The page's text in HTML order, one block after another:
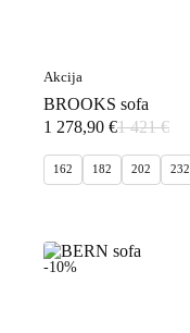
Akcija
BROOKS sofa
1 421€
Original
price
was:
1 278,90 €
Current
price
is:
162 182 202 232
-10%